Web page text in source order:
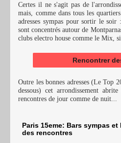
Certes il ne s'agit pas de
mais, comme dans tous les
adresses sympas pour sortir le
sont concentrés autour de
clubs electro house comme le Mix,
Rencontrer
Outre les bonnes adresses (Le Top
dessous) cet arrondissement
rencontres de jour comme de nuit...
Paris 15eme: Bars sympas
des rencontres